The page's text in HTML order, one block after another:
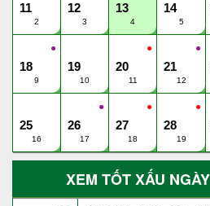
11
2
12
3
13
4
14
5
●
18
9
19
10
●
20
11
●
21
12
25
16
●
26
17
●
27
18
●
28
19
XEM TỐT XẤU